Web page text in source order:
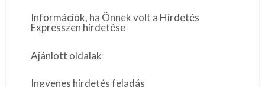
Információk, ha Önnek volt a Hirdetés
Expresszen hirdetése
Ajánlott oldalak
Ingyenes hirdetés feladás